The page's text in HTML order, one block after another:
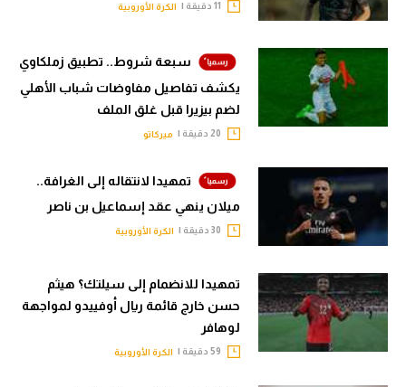
الكرة الأوروبية
سبعة شروط.. تطبيق زملكاوي
يكشف تفاصيل مفاوضات شباب الأهلي
لضم بيزيرا قبل غلق الملف
ميركاتو
تمهيدا لانتقاله إلى الغرافة..
ميلان ينهي عقد إسماعيل بن ناصر
الكرة الأوروبية
تمهيدا للانضمام إلى سيلتك؟ هيثم
حسن خارج قائمة ريال أوفييدو لمواجهة
لوهافر
الكرة الأوروبية